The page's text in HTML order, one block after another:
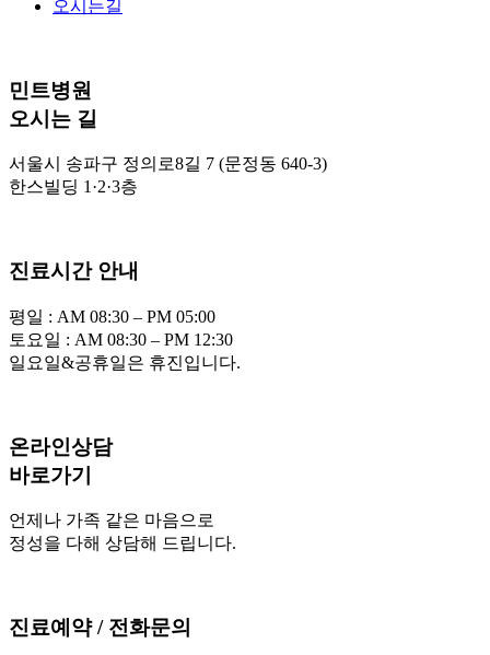
오시는길
민트병원
오시는 길
서울시 송파구 정의로8길 7 (문정동 640-3)
한스빌딩 1·2·3층
진료시간 안내
평일 : AM 08:30 – PM 05:00
토요일 : AM 08:30 – PM 12:30
일요일&공휴일은 휴진입니다.
온라인상담
바로가기
언제나 가족 같은 마음으로
정성을 다해 상담해 드립니다.
진료예약 / 전화문의